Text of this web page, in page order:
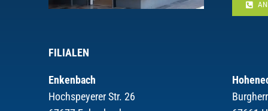
FILIALEN
Enkenbach
Hochspeyerer Str. 26